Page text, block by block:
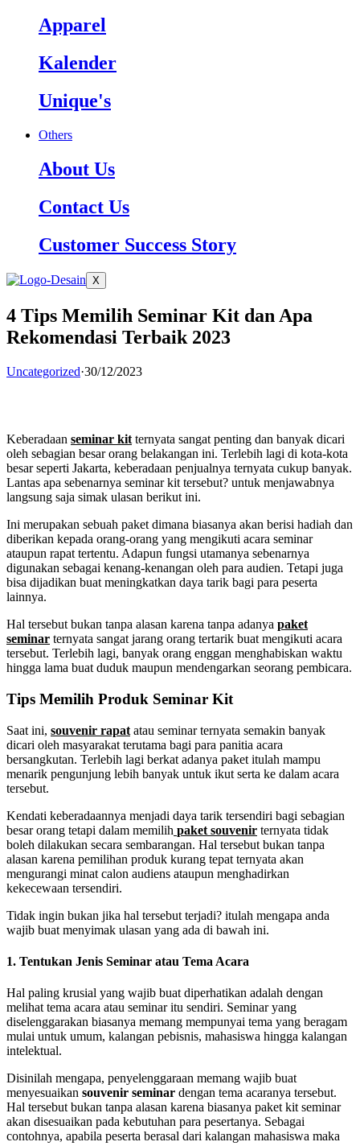
Apparel
Kalender
Unique's
Others
About Us
Contact Us
Customer Success Story
X
4 Tips Memilih Seminar Kit dan Apa
Rekomendasi Terbaik 2023
Uncategorized·30/12/2023
Keberadaan seminar kit ternyata sangat penting dan banyak dicari
oleh sebagian besar orang belakangan ini. Terlebih lagi di kota-kota
besar seperti Jakarta, keberadaan penjualnya ternyata cukup banyak.
Lantas apa sebenarnya seminar kit tersebut? untuk menjawabnya
langsung saja simak ulasan berikut ini.
Ini merupakan sebuah paket dimana biasanya akan berisi hadiah dan
diberikan kepada orang-orang yang mengikuti acara seminar
ataupun rapat tertentu. Adapun fungsi utamanya sebenarnya
digunakan sebagai kenang-kenangan oleh para audien. Tetapi juga
bisa dijadikan buat meningkatkan daya tarik bagi para peserta
lainnya.
Hal tersebut bukan tanpa alasan karena tanpa adanya paket
seminar ternyata sangat jarang orang tertarik buat mengikuti acara
tersebut. Terlebih lagi, banyak orang enggan menghabiskan waktu
hingga lama buat duduk maupun mendengarkan seorang pembicara.
Tips Memilih Produk Seminar Kit
Saat ini, souvenir rapat atau seminar ternyata semakin banyak
dicari oleh masyarakat terutama bagi para panitia acara
bersangkutan. Terlebih lagi berkat adanya paket itulah mampu
menarik pengunjung lebih banyak untuk ikut serta ke dalam acara
tersebut.
Kendati keberadaannya menjadi daya tarik tersendiri bagi sebagian
besar orang tetapi dalam memilih paket souvenir ternyata tidak
boleh dilakukan secara sembarangan. Hal tersebut bukan tanpa
alasan karena pemilihan produk kurang tepat ternyata akan
mengurangi minat calon audiens ataupun menghadirkan
kekecewaan tersendiri.
Tidak ingin bukan jika hal tersebut terjadi? itulah mengapa anda
wajib buat menyimak ulasan yang ada di bawah ini.
1. Tentukan Jenis Seminar atau Tema Acara
Hal paling krusial yang wajib buat diperhatikan adalah dengan
melihat tema acara atau seminar itu sendiri. Seminar yang
diselenggarakan biasanya memang mempunyai tema yang beragam
mulai untuk umum, kalangan pebisnis, mahasiswa hingga kalangan
intelektual.
Disinilah mengapa, penyelenggaraan memang wajib buat
menyesuaikan souvenir seminar dengan tema acaranya tersebut.
Hal tersebut bukan tanpa alasan karena biasanya paket kit seminar
akan disesuaikan pada kebutuhan para pesertanya. Sebagai
contohnya, apabila peserta berasal dari kalangan mahasiswa maka